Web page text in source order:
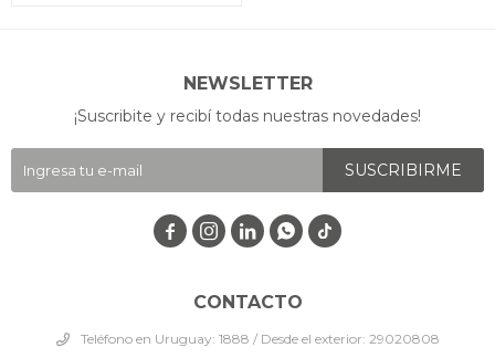
CONTACTO
Teléfono en Uruguay: 1888 / Desde el exterior: 29020808
NEWSLETTER
¡Suscribite y recibí todas nuestras novedades!
SUSCRIBIRME
   